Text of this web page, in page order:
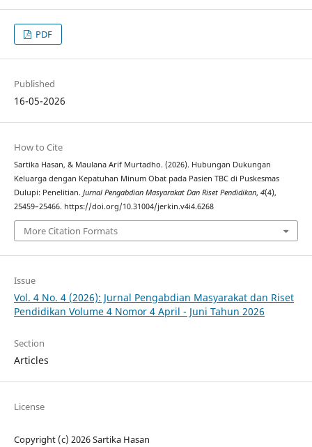
PDF
Published
16-05-2026
How to Cite
Sartika Hasan, & Maulana Arif Murtadho. (2026). Hubungan Dukungan
Keluarga dengan Kepatuhan Minum Obat pada Pasien TBC di Puskesmas
Dulupi: Penelitian. Jurnal Pengabdian Masyarakat Dan Riset Pendidikan, 4(4),
25459–25466. https://doi.org/10.31004/jerkin.v4i4.6268
More Citation Formats
Issue
Vol. 4 No. 4 (2026): Jurnal Pengabdian Masyarakat dan Riset
Pendidikan Volume 4 Nomor 4 April - Juni Tahun 2026
Section
Articles
License
Copyright (c) 2026 Sartika Hasan